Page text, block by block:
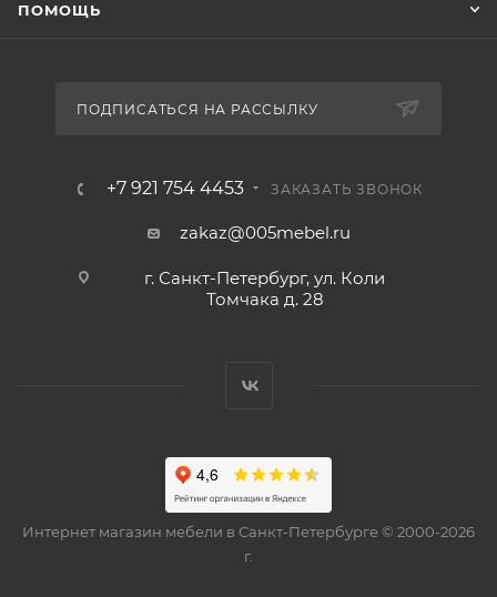
ПОМОЩЬ
ПОДПИСАТЬСЯ НА РАССЫЛКУ
+7 921 754 4453 ЗАКАЗАТЬ ЗВОНОК
zakaz@005mebel.ru
г. Санкт-Петербург, ул. Коли
Томчака д. 28
Интернет магазин мебели в Санкт-Петербурге © 2000-2026
г.